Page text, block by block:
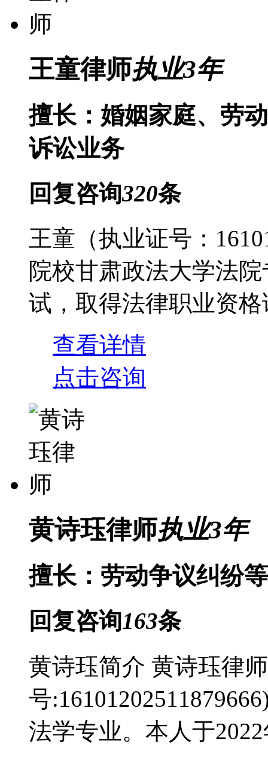
王童律师执业3年
擅长：婚姻家庭、劳
诉讼业务
回复咨询320条
王童（执业证号：
院校甘肃政法大学法
试，取得法律职业资格
查看详情
点击咨询
黄诗珏律师执业3年
擅长：劳动争议纠纷
回复咨询163条
黄诗珏简介 黄诗珏律
号
法学专业。本人于